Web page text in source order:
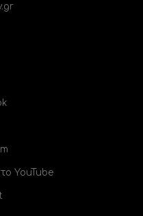
YouTube